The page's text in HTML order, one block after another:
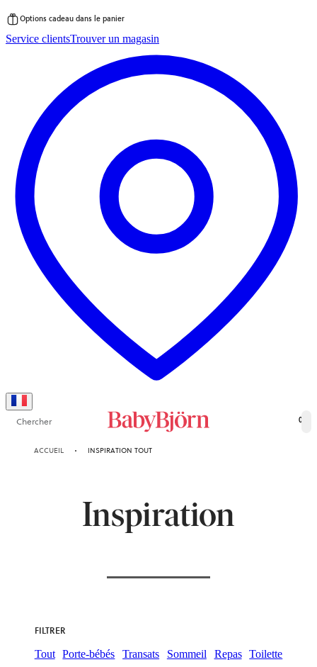
au
Options cadeau dans le panier
Service clientsTrouver un magasin
Chercher 0
ACCUEIL INSPIRATION TOUT
Inspiration
FILTRER
Tout
Porte-bébés Transats Sommeil Repas Toilette